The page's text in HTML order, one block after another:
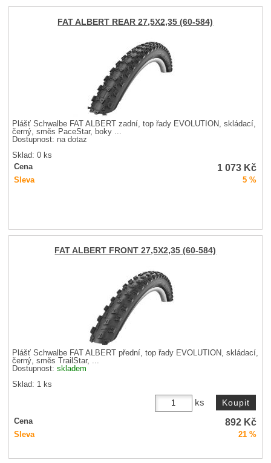
FAT ALBERT REAR 27,5X2,35 (60-584)
Plášť Schwalbe FAT ALBERT zadní, top řady EVOLUTION, skládací,
černý, směs PaceStar, boky ...
Dostupnost: na dotaz
Sklad: 0 ks
Cena
1 073 Kč
Sleva 5 %
FAT ALBERT FRONT 27,5X2,35 (60-584)
Plášť Schwalbe FAT ALBERT přední, top řady EVOLUTION, skládací,
černý, směs TrailStar, ...
Dostupnost:skladem
Sklad: 1 ks
ks
Cena 892 Kč
Sleva 21 %